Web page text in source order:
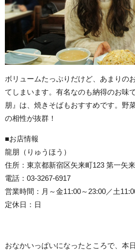
ボリュームたっぷりだけど、あまりの
てしまいます。有名なのも納得のお味
朋』は、焼きそばもおすすめです。野
の相性が抜群！
■お店情報
龍朋（りゅうほう）
住所：東京都新宿区矢来町123 第一矢
電話：03-3267-6917
営業時間：月～金11:00～23:00／土
定休日：日
おなかいっぱいになったところで、本